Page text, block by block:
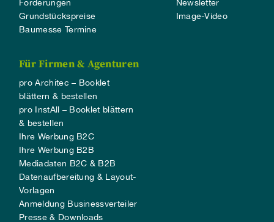
Förderungen
Grundstückspreise
Baumesse Termine
Newsletter
Image-Video
Für Firmen & Agenturen
pro Architec – Booklet
blättern & bestellen
pro InstAll – Booklet blättern
& bestellen
Ihre Werbung B2C
Ihre Werbung B2B
Mediadaten B2C & B2B
Datenaufbereitung & Layout-
Vorlagen
Anmeldung Businessverteiler
Presse & Downloads